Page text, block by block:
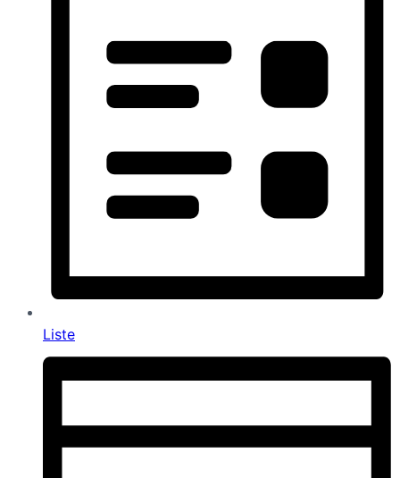
Liste